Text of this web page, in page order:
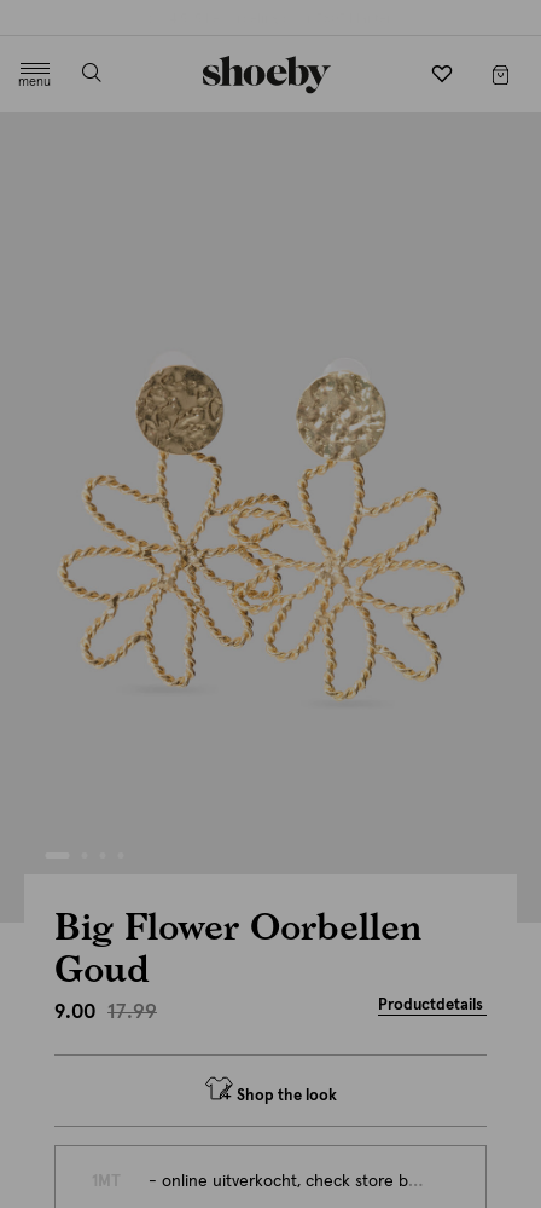
menu
Big Flower Oorbellen
Goud
9.00 17.99 Productdetails
Shop the look
- online uitverkocht, check store beschikbaarheid